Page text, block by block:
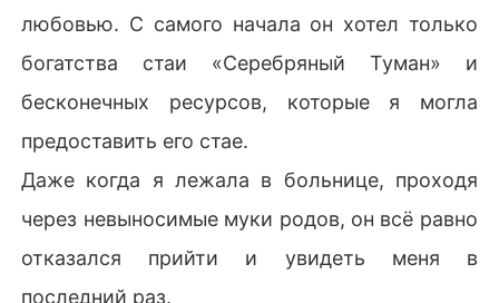
любовью. С самого начала он хотел только
богатства стаи «Серебряный Туман» и
бесконечных ресурсов, которые я могла
предоставить его стае.
Даже когда я лежала в больнице, проходя
через невыносимые муки родов, он всё равно
отказался прийти и увидеть меня в
последний раз.